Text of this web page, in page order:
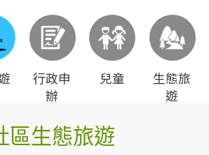
行政申
辦
兒童
生態旅
遊
區生態旅遊